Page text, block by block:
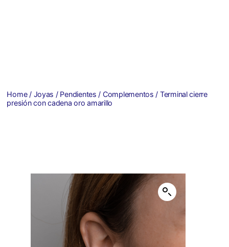
Home/ Joyas / Pendientes / Complementos / Terminal cierre
presión con cadena oro amarillo